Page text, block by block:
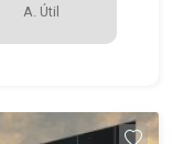
A. Útil